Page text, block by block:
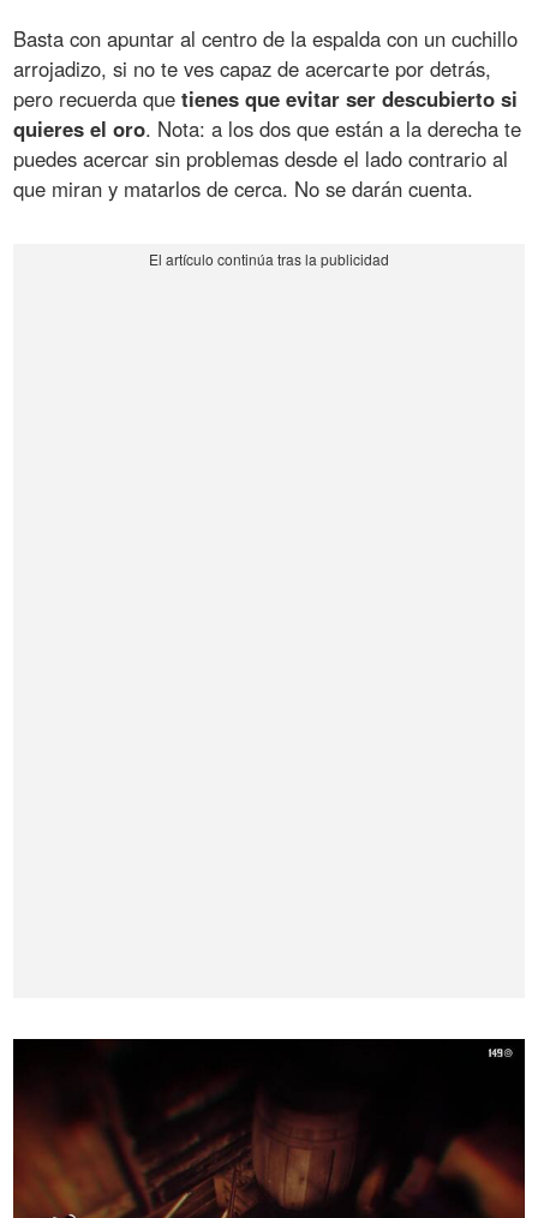
Basta con apuntar al centro de la espalda con un cuchillo
arrojadizo, si no te ves capaz de acercarte por detrás,
pero recuerda quetienes que evitar ser descubierto si
quieres el oro. Nota: a los dos que están a la derecha te
puedes acercar sin problemas desde el lado contrario al
que miran y matarlos de cerca. No se darán cuenta.